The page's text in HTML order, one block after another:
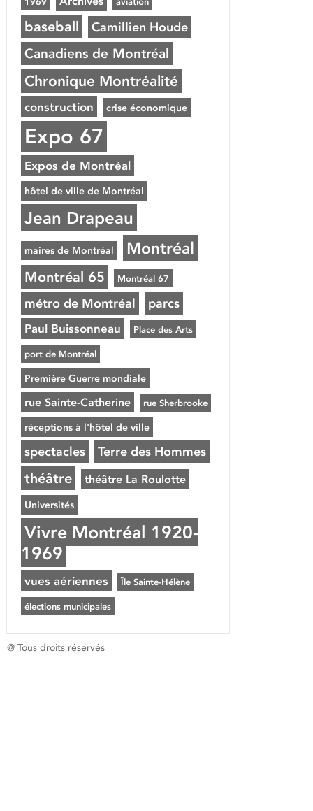
baseball Camillien Houde
Canadiens de Montréal
Chronique Montréalité
construction crise économique
Expo 67
Expos de Montréal
hôtel de ville de Montréal
Jean Drapeau
maires de Montréal Montréal
Montréal 65 Montréal 67
métro de Montréal parcs
Paul Buissonneau Place des Arts
port de Montréal
Première Guerre mondiale
rue Sainte-Catherine rue Sherbrooke
réceptions à l'hôtel de ville
spectacles Terre des Hommes
théâtre théâtre La Roulotte
Universités
Vivre Montréal 1920-
1969
vues aériennes Île Sainte-Hélène
élections municipales
@ Tous droits réservés